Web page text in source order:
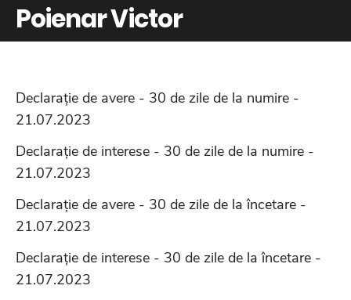
Poienar Victor
Declarație de avere - 30 de zile de la numire -
21.07.2023
Declarație de interese - 30 de zile de la numire -
21.07.2023
Declarație de avere - 30 de zile de la încetare -
21.07.2023
Declarație de interese - 30 de zile de la încetare -
21.07.2023